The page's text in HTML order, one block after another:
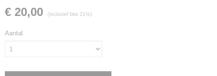
€ 20,00 (inclusief btw 21%)
Aantal